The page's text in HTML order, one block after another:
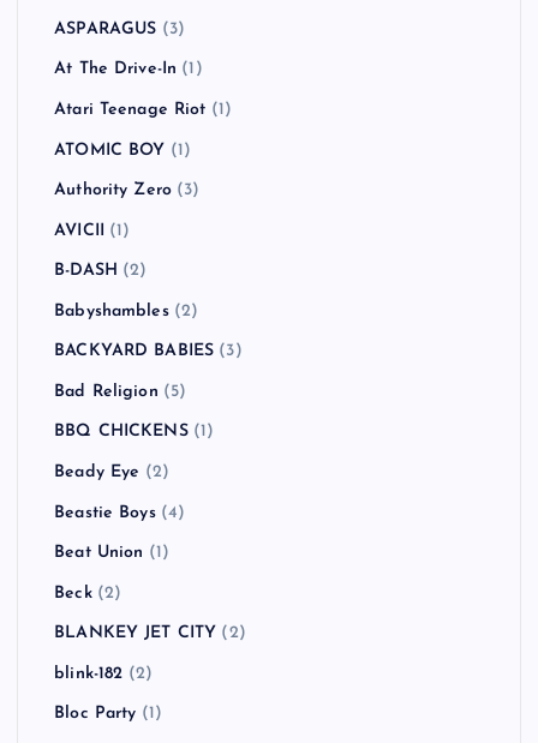
ASPARAGUS (3)
At The Drive-In (1)
Atari Teenage Riot (1)
ATOMIC BOY (1)
Authority Zero (3)
AVICII (1)
B-DASH (2)
Babyshambles(2)
BACKYARD BABIES (3)
Bad Religion (5)
BBQ CHICKENS(1)
Beady Eye (2)
Beastie Boys(4)
Beat Union (1)
Beck(2)
BLANKEY JET CITY (2)
blink-182 (2)
Bloc Party (1)